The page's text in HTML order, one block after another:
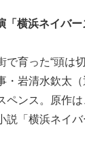
横浜ネイバー
で育った“頭は
・岩清水欽太
ペンス。原作
説「横浜ネイ